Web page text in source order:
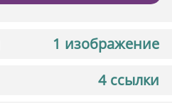
1 изображение
4 ссылки